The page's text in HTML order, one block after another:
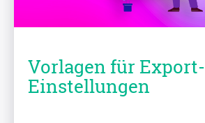
Vorlagen für Export-
Einstellungen